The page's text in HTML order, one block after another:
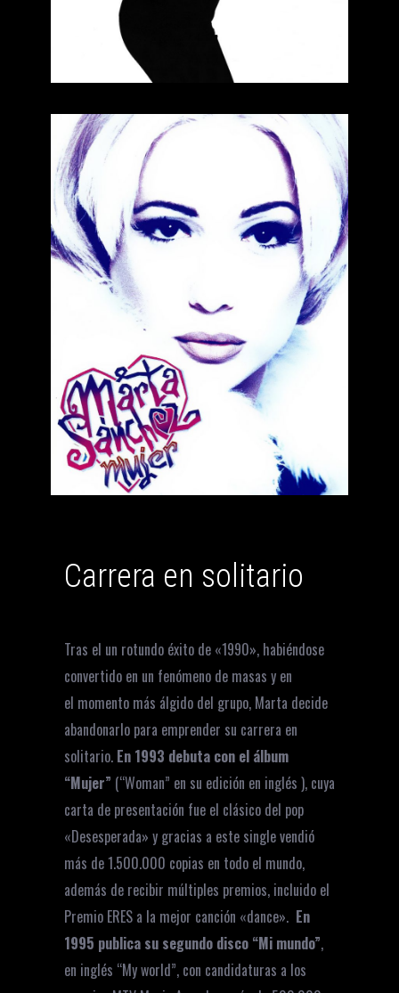
Carrera en solitario
Tras el un rotundo éxito de «1990», habiéndose
convertido en un fenómeno de masas y en
el momento más álgido del grupo, Marta decide
abandonarlo para emprender su carrera en
solitario. En 1993 debuta con el álbum
“Mujer” (“Woman” en su edición en inglés ), cuya
carta de presentación fue el clásico del pop
«Desesperada» y gracias a este single vendió
más de 1.500.000 copias en todo el mundo,
además de recibir múltiples premios, incluido el
Premio ERES a la mejor canción «dance». En
1995 publica su segundo disco “Mi mundo”,
en inglés “My world”, con candidaturas a los